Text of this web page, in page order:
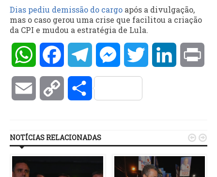
Dias pediu demissão do cargo após a divulgação,
mas o caso gerou uma crise que facilitou a criação
da CPI e mudou a estratégia de Lula.
WhatsAppFacebookTelegramMessengerTwitter LinkedIn
Email Copy Compartilhar
NOTÍCIAS RELACIONADAS  